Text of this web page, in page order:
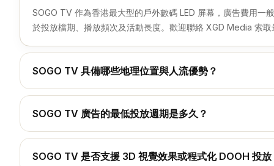
SOGO TV 作為香港最大型的戶外數碼 LED 屏幕，廣告費用
於投放檔期、播放頻次及活動長度。歡迎聯絡 XGD Media 索
SOGO TV 具備哪些地理位置與人流優勢？
SOGO TV 位於銅鑼灣崇光百貨交界的核心十字路口，緊鄰
人次，周邊更圍繞 Pop Mart、Grand Seiko 等國際旗艦品牌，
SOGO TV 廣告的最低投放週期是多久？
在 XGD Media 的戶外廣告網絡中，SOGO TV 的標準最低投
費率。
SOGO TV 是否支援 3D 視覺效果或程式化 DOOH 投放